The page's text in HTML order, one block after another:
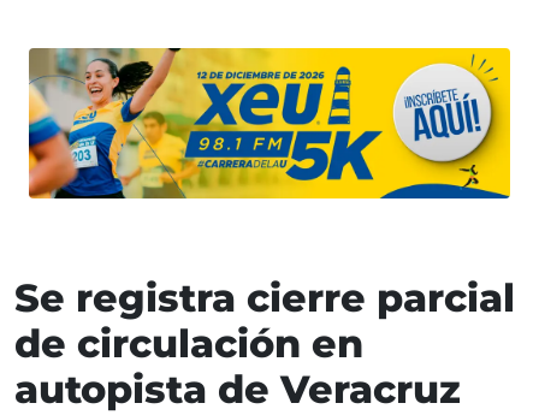
Se registra cierre parcial
de circulación en
autopista de Veracruz